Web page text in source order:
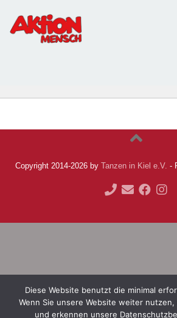
Copyright 2014-2026 by Tanzen in Kiel e.V. -
Diese Website benutzt die minimal
Wenn Sie unsere Website weiter
und erkennen unsere